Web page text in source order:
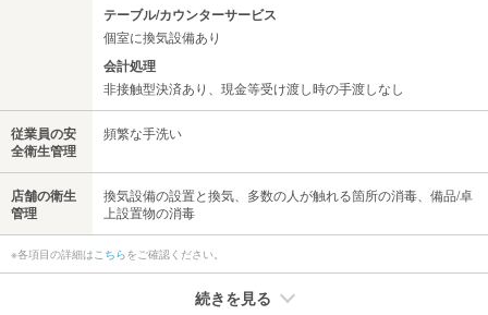
テーブル/カウンターサービス
個室に換気設備あり
会計処理
非接触型決済あり、現金等受け渡し時の手渡しなし
従業員の安
全衛生管理
頻繁な手洗い
店舗の衛生
管理
換気設備の設置と換気、多数の人が触れる箇所の消毒、備品/卓
上設置物の消毒
※各項目の詳細はこちらをご確認ください。
続きを見る